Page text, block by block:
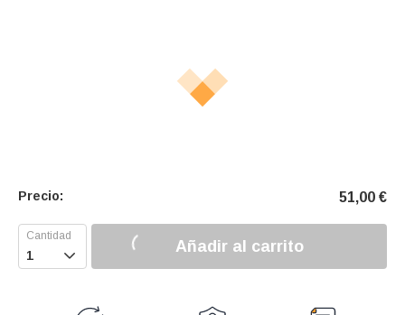
Precio: 51,00 €
 Añadir al carrito